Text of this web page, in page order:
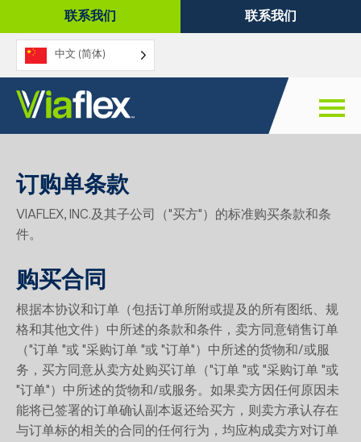
联系我们 联系我们
中文 (简体)
订购单条款
VIAFLEX, INC.及其子公司（"买方"）的标准购买条款和条
件。
购买合同
根据本协议和订单（包括订单所附或提及的所有图纸、规
格和其他文件）中所述的条款和条件，卖方同意销售订单
（"订单 "或 "采购订单 "或 "订单"）中所述的货物和/或服
务，买方同意从卖方处购买订单（"订单 "或 "采购订单 "或
"订单"）中所述的货物和/或服务。如果卖方因任何原因未
能将已签署的订单确认副本返还给买方，则卖方承认存在
与订单标的相关的合同的任何行为，均应构成卖方对订单